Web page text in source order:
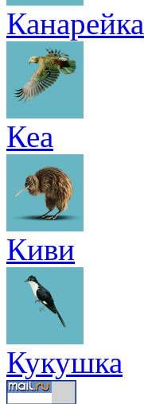
Канарейка
Кеа
Киви
Кукушка